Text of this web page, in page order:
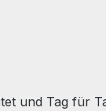
und Tag für